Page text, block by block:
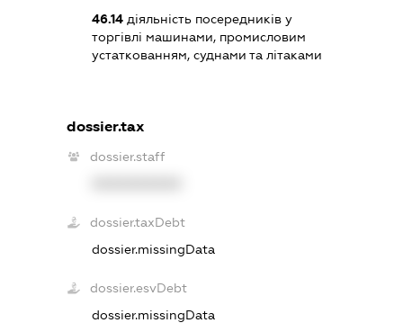
46.14 діяльність посередників у
торгівлі машинами, промисловим
устаткованням, суднами та літаками
dossier.tax
dossier.staff
dossier.taxDebt
dossier.missingData
dossier.esvDebt
dossier.missingData